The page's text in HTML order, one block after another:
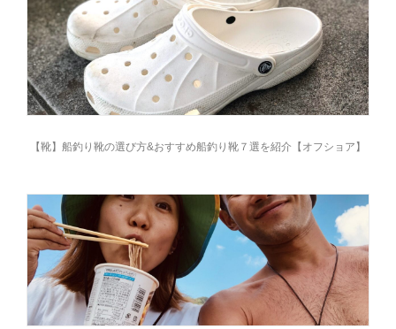
【靴】船釣り靴の選び方&おすすめ船釣り靴７選を紹介【オフショア】